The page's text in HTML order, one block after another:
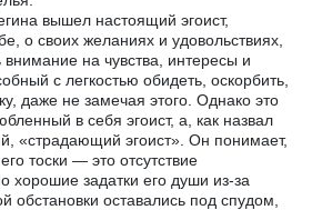
вышел настоящий эгоист,
о своих желаниях и удовольствиях,
на чувства, интересы и
с легкостью обидеть, оскорбить,
даже не замечая этого. Однако это
в себя эгоист, а, как назвал
«страдающий эгоист». Он понимает,
тоски — это отсутствие
хорошие задатки его души из-за
обстановки оставались под спудом,